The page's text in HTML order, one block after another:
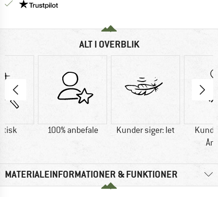
Vi er Trustpilot-certificeret - oplysningerne får du
ALT I OVERBLIK
100% anbefale Kunder siger: let
MATERIALEINFORMATIONER & FUNKTIONER